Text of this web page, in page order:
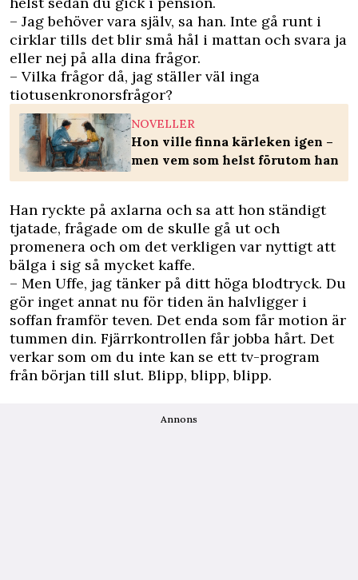
– Jag behöver vara själv, sa han. Inte gå runt i
cirklar tills det blir små hål i mattan och svara ja
eller nej på alla dina frågor.
– Vilka frågor då, jag ställer väl inga
tiotusenkronorsfrågor?
NOVELLER
Hon ville finna kärleken igen –
men vem som helst förutom han
Han ryckte på axlarna och sa att hon ständigt
tjatade, frågade om de skulle gå ut och
promenera och om det verkligen var nyttigt att
bälga i sig så mycket kaffe.
– Men Uffe, jag tänker på ditt höga blodtryck. Du
gör inget annat nu för tiden än halvligger i
soffan framför teven. Det enda som får motion är
tummen din. Fjärrkontrollen får jobba hårt. Det
verkar som om du inte kan se ett tv-program
från början till slut. Blipp, blipp, blipp.
Annons